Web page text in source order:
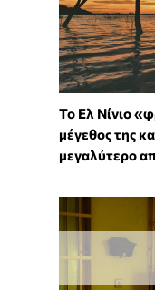
Το Ελ Νίνιο
μέγεθος της
μεγαλύτερο